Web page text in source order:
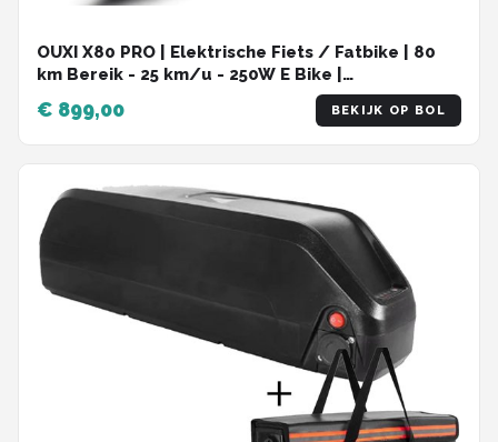
OUXI X80 PRO | Elektrische Fiets / Fatbike | 80
km Bereik - 25 km/u - 250W E Bike |
Alarmsysteem + GPS Locatie | NFC Unlock -
Special Edition
€ 899,00 BEKIJK OP BOL